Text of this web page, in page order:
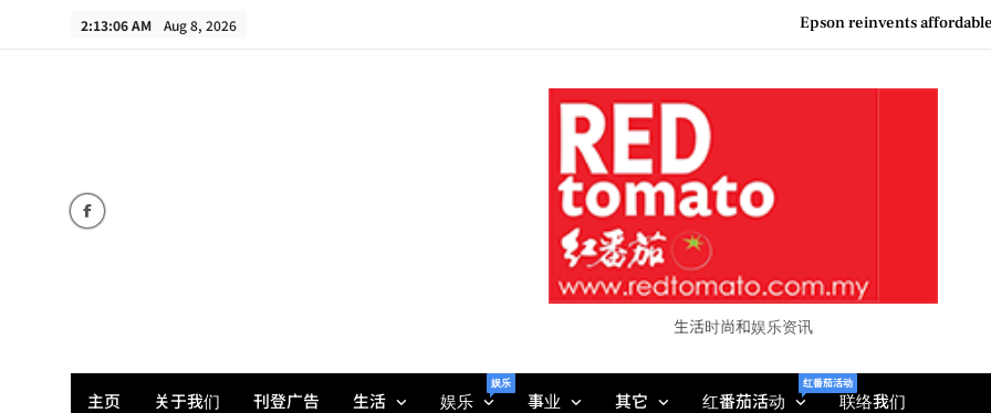
2:13:08 AM Aug 8, 2026 Couture
Couture
“See Her Heal – 1,000 Untold
生活时尚和娱乐资讯
主页 关于我们 刊登广告 生活 娱乐
娱乐
事业 其它 红番茄活动
红番茄活动
联络我们